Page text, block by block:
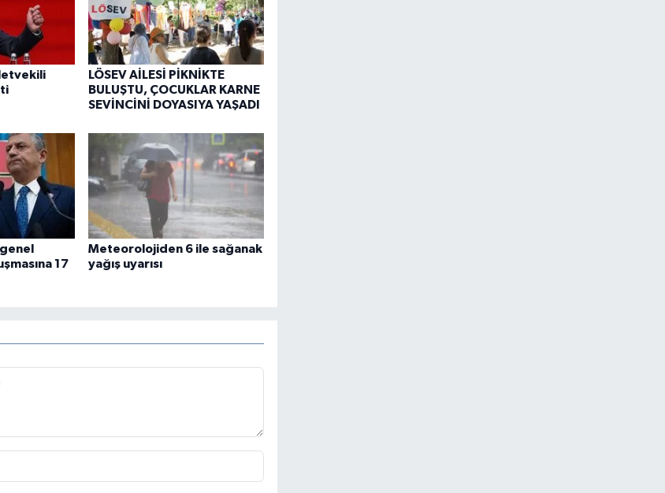
LÖSEV AİLESİ PİKNİKTE
BULUŞTU, ÇOCUKLAR KARNE
SEVİNCİNİ DOYASIYA YAŞADI
17
Meteorolojiden 6 ile sağanak
yağış uyarısı